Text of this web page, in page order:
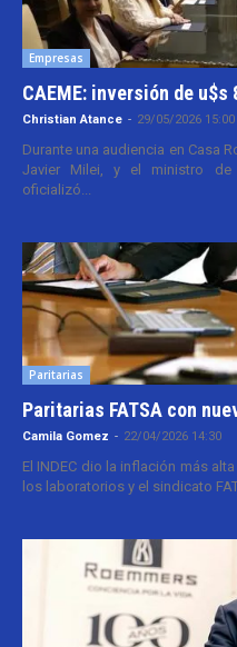
Empresas
CAEME: inversión de
Christian Atance - 29/05/2026 15:00
Durante una audiencia en Casa
Javier Milei, y el ministro de
oficializó...
Paritarias
Paritarias FATSA con
Camila Gomez - 22/04/2026 14:30
El INDEC dio la inflación más
los laboratorios y el sindicato